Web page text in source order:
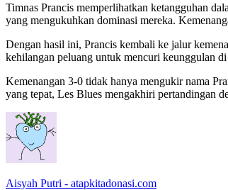
Timnas Prancis memperlihatkan ketangguhan
yang mengukuhkan dominasi mereka.
Dengan hasil ini, Prancis kembali ke jalur
kehilangan peluang untuk mencuri keunggulan
Kemenangan 3-0 tidak hanya mengukir nama
yang tepat, Les Blues mengakhiri pertandingan
Aisyah Putri - atapkitadonasi.com